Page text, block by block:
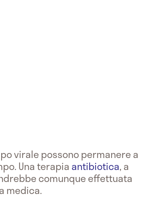
virale possono permanere a
Una terapia antibiotica, a
comunque effettuata
medica.